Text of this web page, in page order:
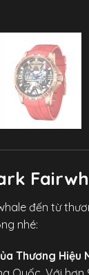
đến từ
nhé:
Thương Hiệu